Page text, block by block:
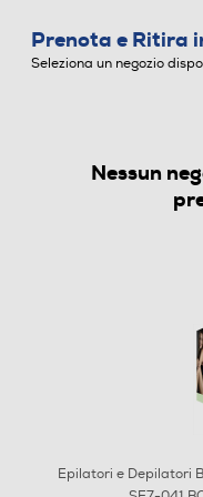
EPILATORI E DEPILATORI
Prenota e Ritira
Seleziona un negozio
Nessun
Epilatori e Depilatori